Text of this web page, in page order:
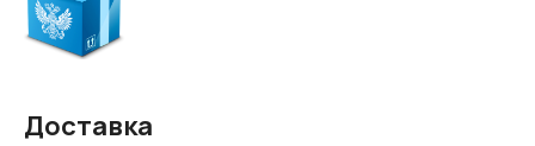
Доставка